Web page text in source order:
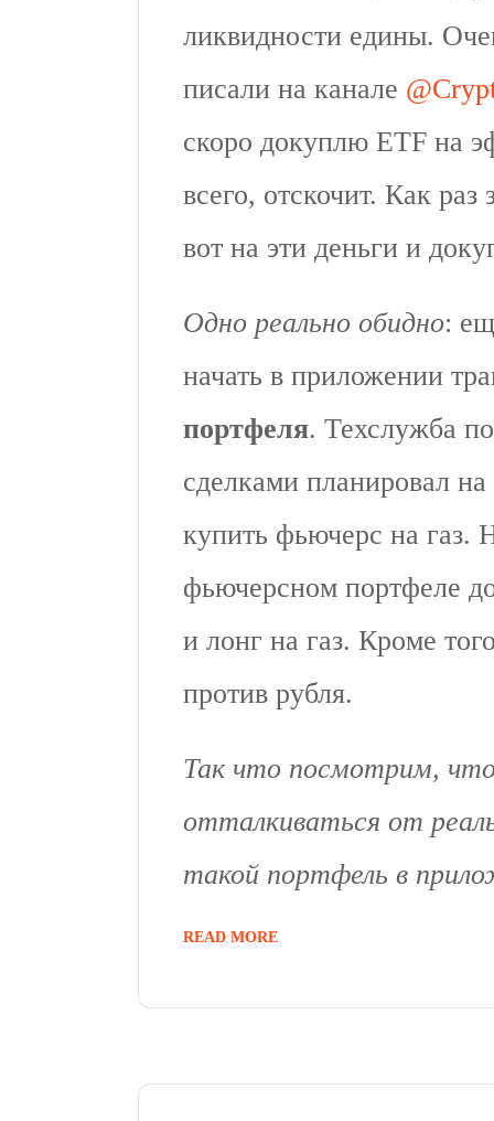
ликвидности едины.
писали на канале
скоро докуплю ETF на
всего, отскочит. Как
вот на эти деньги и
Одно реально обидно:
начать в приложении
портфеля. Техслужба
сделками планировал
купить фьючерс на
фьючерсном портфеле
и лонг на газ. Кроме
против рубля.
Так что посмотрим,
отталкиваться от
такой портфель в
READ MORE